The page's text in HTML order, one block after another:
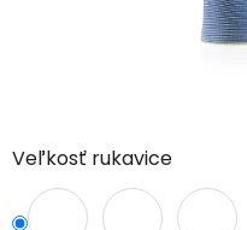
Veľkosť rukavice